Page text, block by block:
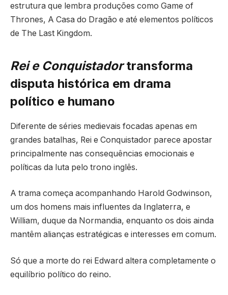
estrutura que lembra produções como Game of
Thrones, A Casa do Dragão e até elementos políticos
de The Last Kingdom.
Rei e Conquistadortransforma
disputa histórica em drama
político e humano
Diferente de séries medievais focadas apenas em
grandes batalhas, Rei e Conquistador parece apostar
principalmente nas consequências emocionais e
políticas da luta pelo trono inglês.
A trama começa acompanhando Harold Godwinson,
um dos homens mais influentes da Inglaterra, e
William, duque da Normandia, enquanto os dois ainda
mantêm alianças estratégicas e interesses em comum.
Só que a morte do rei Edward altera completamente o
equilíbrio político do reino.